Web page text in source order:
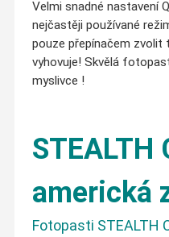
Velmi snadné nastavení
nejčastěji používané
pouze přepínačem zvolit
vyhovuje! Skvělá
myslivce !
STEALTH
americká
Fotopasti STEALTH